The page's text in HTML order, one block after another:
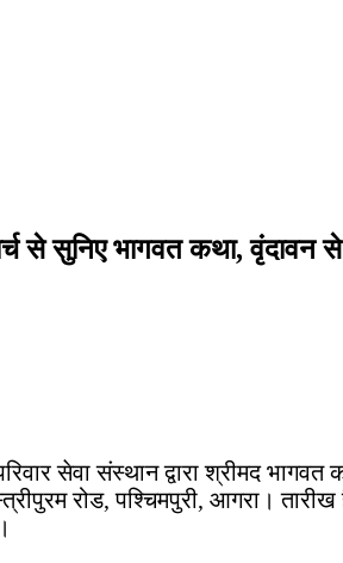
से सुनिए भागवत कथा, वृंदावन
सेवा संस्थान द्वारा श्रीमद
रोड, पश्चिमपुरी, आगरा।